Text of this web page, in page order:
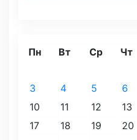
Пн Вт Ср Чт
3
4 5 6
10
11 12 13
17
18 19 20